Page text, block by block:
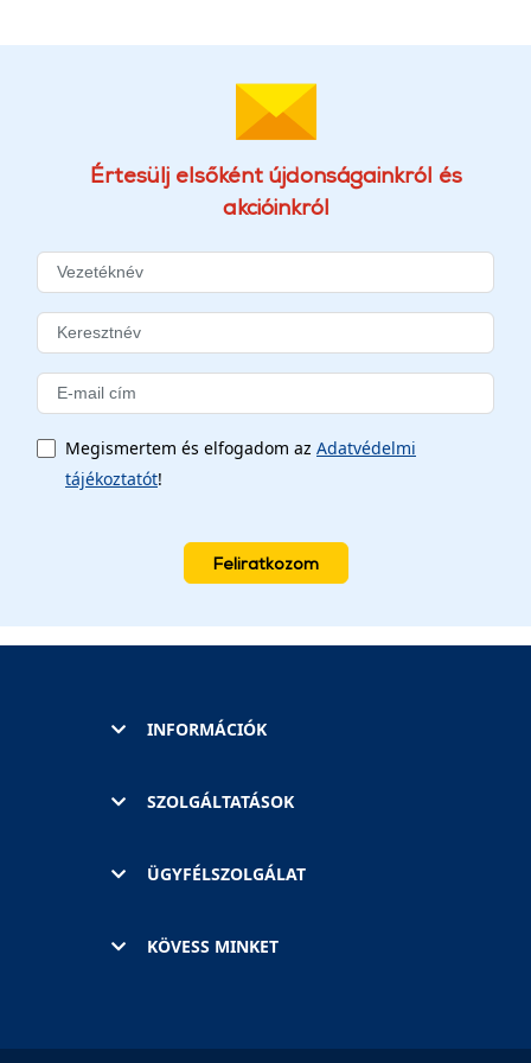
Értesülj elsőként újdonságainkról és
akcióinkról
Megismertem és elfogadom az Adatvédelmi
tájékoztatót!
Feliratkozom
INFORMÁCIÓK
SZOLGÁLTATÁSOK
ÜGYFÉLSZOLGÁLAT
KÖVESS MINKET